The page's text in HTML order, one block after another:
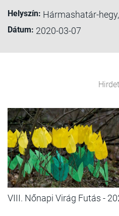
Helyszín: Hármashatár-
Dátum: 2020-03-07
VIII. Nőnapi Virág Futás -